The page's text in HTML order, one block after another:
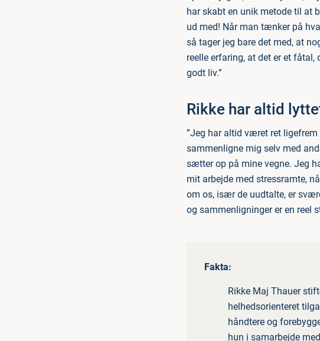
har skabt en unik metode til at
ud med! Når man tænker på
så tager jeg bare det med, at
reelle erfaring, at det er et
godt liv.”
Rikke har altid
”Jeg har altid været ret
sammenligne mig selv med
sætter op på mine vegne. Jeg
mit arbejde med stressramte,
om os, især de uudtalte, er
og sammenligninger er en reel
Fakta:
Rikke Maj Thauer
helhedsorienteret
håndtere og
hun i samarbejde